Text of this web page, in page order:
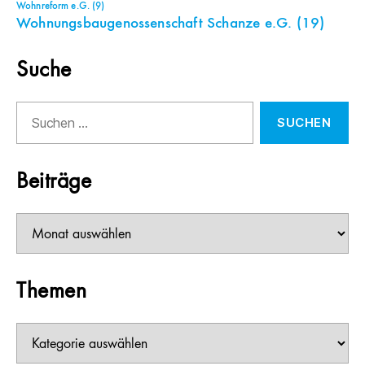
Wohnreform e.G.(9)
Wohnungsbaugenossenschaft Schanze e.G. (19)
Suche
nach:
Beiträge
Themen